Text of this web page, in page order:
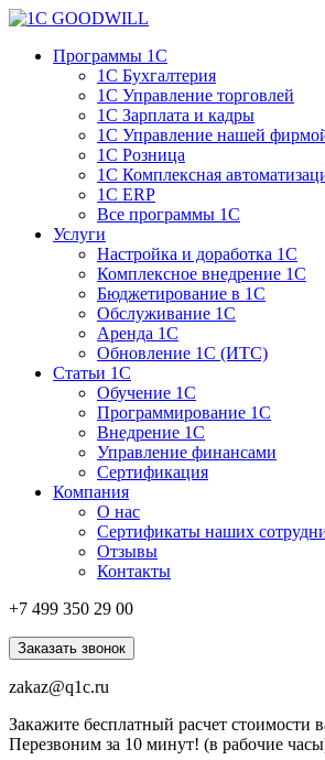
Программы 1С
1С Бухгалтерия
1С Управление торговлей
1С Зарплата и кадры
1С Управление нашей
1С Розница
1С Комплексная
1С ERP
Все программы 1С
Услуги
Настройка и доработка 1С
Комплексное внедрение 1С
Бюджетирование в 1С
Обслуживание 1С
Аренда 1С
Обновление 1С (ИТС)
Статьи 1С
Обучение 1С
Программирование 1С
Внедрение 1С
Управление финансами
Сертификация
Компания
О нас
Сертификаты наших
Отзывы
Контакты
+7 499 350 29 00
Заказать звонок
zakaz@q1c.ru
Закажите бесплатный расчет стоимости
Перезвоним за 10 минут! (в рабочие